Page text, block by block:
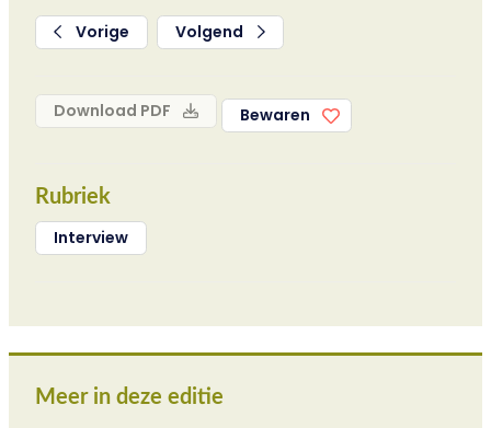
Vorige Volgend
Download PDF Bewaren
Rubriek
Interview
Meer in deze editie